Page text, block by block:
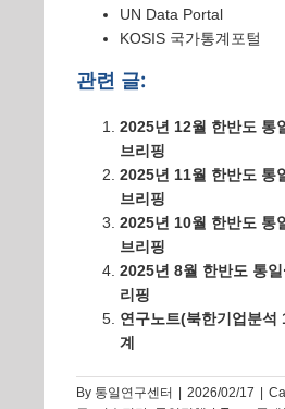
UN Data Portal
KOSIS 국가통계포털
관련 글:
2025년 12월 한반도 통
브리핑
2025년 11월 한반도 통
브리핑
2025년 10월 한반도 통
브리핑
2025년 8월 한반도 통
리핑
연구노트(북한기업분석
계
By 통일연구센터 2026/02/17